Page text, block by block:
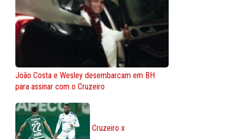
João Costa e Wesley desembarcam em BH
para assinar com o Cruzeiro
Cruzeiro x